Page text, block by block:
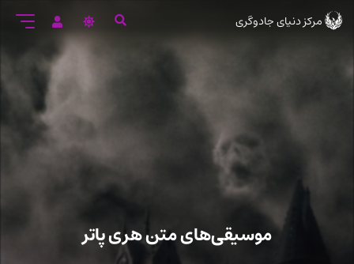
ورود
اصلی
مرکز دنیای جادوگری
موسیقی‌های متن هری پاتر